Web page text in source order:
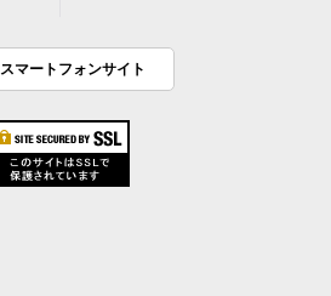
スマートフォンサイト